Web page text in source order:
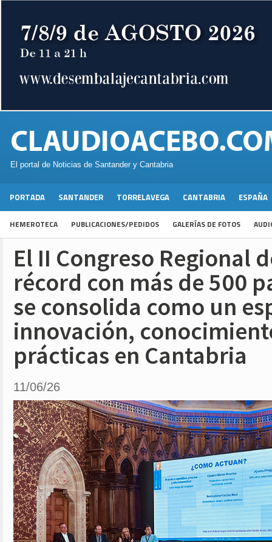
El portal de Noticias de Santander y Cantabria
PORTADA SANTANDER TORRELAVEGA CANTABRIA ESPAÑA
HEMEROTECA PUBLICACIONES/PEDIDOS GALERÍAS DE FOTOS
El II Congreso Regional
récord con más de 500
se consolida como un
innovación,
prácticas en Cantabria
11/06/26